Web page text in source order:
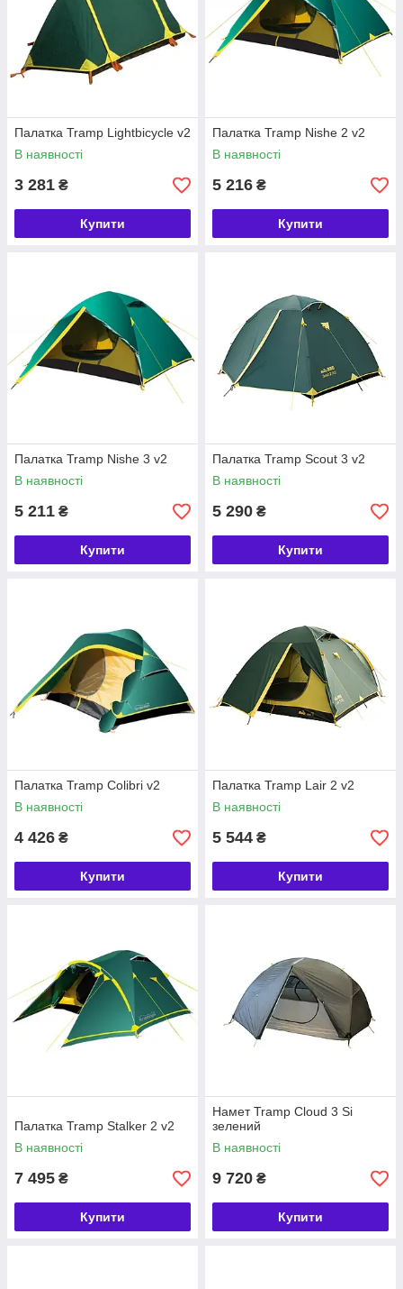
Палатка Tramp Lightbicycle v2
В наявності
3 281 ₴
Купити
Палатка Tramp Nishe 2 v2
В наявності
5 216 ₴
Купити
Палатка Tramp Nishe 3 v2
В наявності
5 211 ₴
Купити
Палатка Tramp Scout 3 v2
В наявності
5 290 ₴
Купити
Палатка Tramp Colibri v2
В наявності
4 426 ₴
Купити
Палатка Tramp Lair 2 v2
В наявності
5 544 ₴
Купити
Палатка Tramp Stalker 2 v2
В наявності
7 495 ₴
Купити
Намет Tramp Cloud 3 Si
зелений
В наявності
9 720 ₴
Купити